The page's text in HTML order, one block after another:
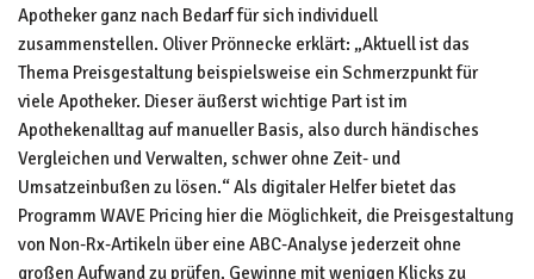
Apotheker ganz nach Bedarf für sich individuell
zusammenstellen. Oliver Prönnecke erklärt: „Aktuell ist das
Thema Preisgestaltung beispielsweise ein Schmerzpunkt für
viele Apotheker. Dieser äußerst wichtige Part ist im
Apothekenalltag auf manueller Basis, also durch händisches
Vergleichen und Verwalten, schwer ohne Zeit- und
Umsatzeinbußen zu lösen.“ Als digitaler Helfer bietet das
Programm WAVE Pricing hier die Möglichkeit, die Preisgestaltung
von Non-Rx-Artikeln über eine ABC-Analyse jederzeit ohne
großen Aufwand zu prüfen, Gewinne mit wenigen Klicks zu